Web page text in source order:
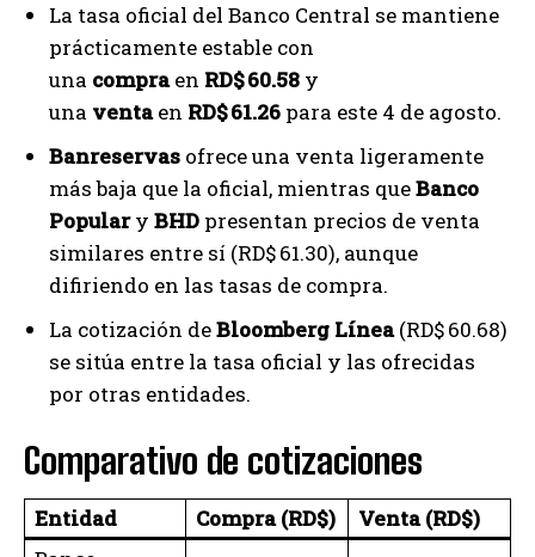
La tasa oficial del Banco Central se mantiene
prácticamente estable con
una compraen RD$ 60.58 y
una ventaen RD$ 61.26 para este 4 de agosto.
Banreservas ofrece una venta ligeramente
más baja que la oficial, mientras queBanco
Populary BHD presentan precios de venta
similares entre sí (RD$ 61.30), aunque
difiriendo en las tasas de compra.
La cotización deBloomberg Línea(RD$ 60.68)
se sitúa entre la tasa oficial y las ofrecidas
por otras entidades.
Comparativo de cotizaciones
Entidad Compra (RD$)
Venta (RD$)